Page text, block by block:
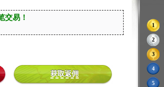
1
2
3
4
5
交易！
获取返佣